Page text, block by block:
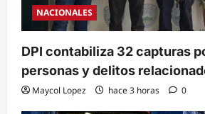
NACIONALES
DPI contabiliza 32 capturas
personas y delitos
Maycol Lopez hace 3 horas 0